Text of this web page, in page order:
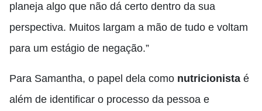
planeja algo que não dá certo dentro da sua
perspectiva. Muitos largam a mão de tudo e voltam
para um estágio de negação.”
Para Samantha, o papel dela como nutricionista é
além de identificar o processo da pessoa e